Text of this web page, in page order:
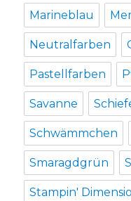
Marineblau
Neutralfarben
Pastellfarben
Savanne
Schwämmchen
Smaragdgrün
Stampin'